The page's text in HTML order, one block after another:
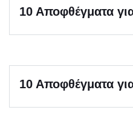
10 Αποφθέγματα
10 Αποφθέγματα